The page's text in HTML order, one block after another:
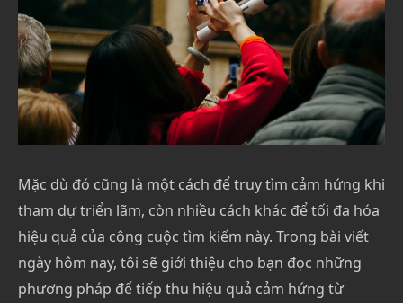
Mặc dù đó cũng là một cách để truy tìm cảm hứng khi
tham dự triển lãm, còn nhiều cách khác để tối đa hóa
hiệu quả của công cuộc tìm kiếm này. Trong bài viết
ngày hôm nay, tôi sẽ giới thiệu cho bạn đọc những
phương pháp để tiếp thu hiệu quả cảm hứng từ